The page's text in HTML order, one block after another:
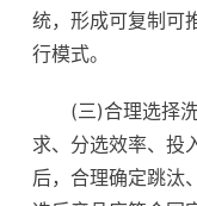
统，形成可复制可
行模式。
(三)合理选择
求、分选效率、投
后，合理确定跳汰